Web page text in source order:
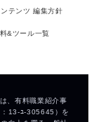
テンツ 編集方針
&ツール一覧